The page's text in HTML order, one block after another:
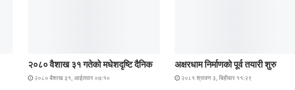
२०८० वैशाख ३१ गतेकाे मधेशदृष्टि दैनिक
२०८० बैशाख ३१, आईतवार ०७:१०
अक्षरधाम निर्माणको पूर्व तयारी शुरु
२०८१ श्रावण ३, बिहीबार ११:२९